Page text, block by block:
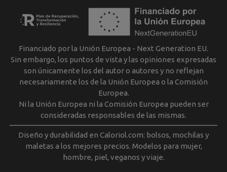
Financiado por la Unión Europea - Next Generation EU.
Sin embargo, los puntos de vista y las opiniones expresadas
son únicamente los del autor o autores y no reflejan
necesariamente los de la Unión Europea o la Comisión
Europea.
Ni la Unión Europea ni la Comisión Europea pueden ser
consideradas responsables de las mismas.
Diseño y durabilidad en Caloriol.com: bolsos, mochilas y
maletas a los mejores precios. Modelos para mujer,
hombre, piel, veganos y viaje.